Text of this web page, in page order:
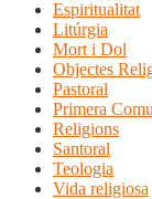
Espiritualitat
Litúrgia
Mort i Dol
Objectes
Pastoral
Primera
Religions
Santoral
Teologia
Vida religiosa